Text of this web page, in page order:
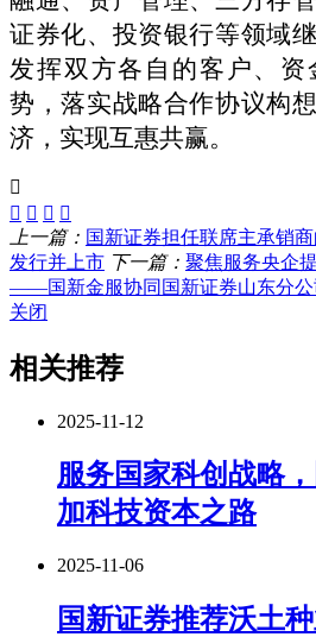
证券化、投资银行等领域
发挥双方各自的客户、
势，落实战略合作协议构
济，实现互惠共赢。
上一篇： 国新证券担任联席主承销
发行并上市 下一篇： 聚焦服务央企
——国新金服协同国新证券山东分公
关闭
相关推荐
2025-11-12
服务国家科创战略
加科技资本之路
2025-11-06
国新证券推荐沃土